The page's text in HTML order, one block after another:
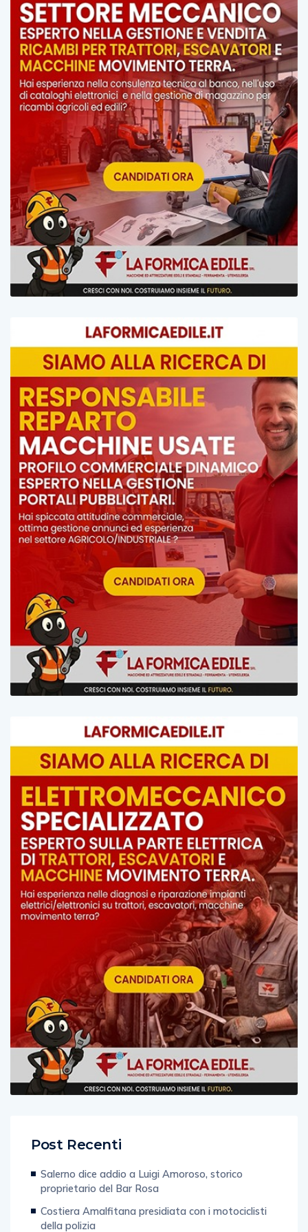
Post Recenti
Salerno dice addio a Luigi Amoroso, storico
proprietario del Bar Rosa
Costiera Amalfitana presidiata con i motociclisti
della polizia